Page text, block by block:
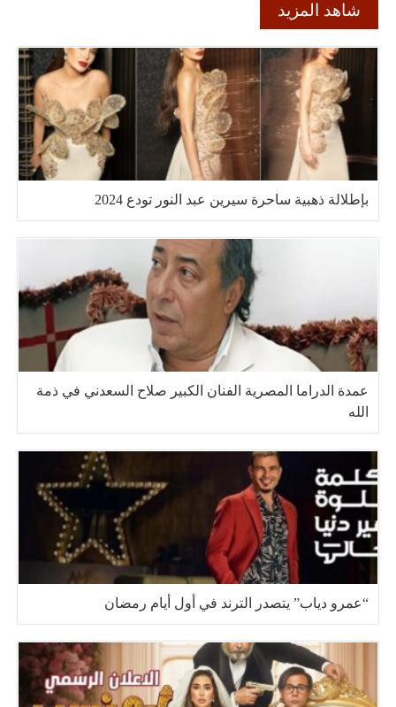
شاهد المزيد
بإطلالة ذهبية ساحرة سيرين عبد النور تودع 2024
عمدة الدراما المصرية الفنان الكبير صلاح السعدني في ذمة
الله
“عمرو دياب” يتصدر الترند في أول أيام رمضان